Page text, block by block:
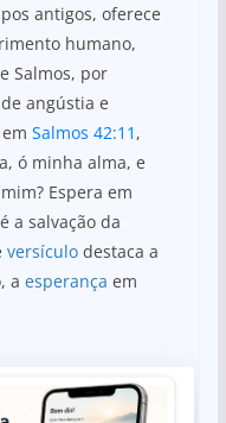
antigos, oferece
humano,
Salmos, por
angústia e
Salmos 42:11 ,
ó minha alma, e
Espera em
a salvação da
versículodestaca a
a esperança em